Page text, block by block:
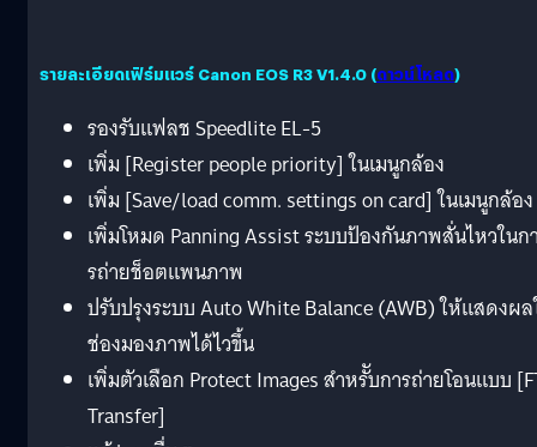
รายละเอียดเฟิร์มแวร์ Canon EOS R3 V1.4.0 (ดาวน์โหลด)
รองรับแฟลช Speedlite EL-5
เพิ่ม [Register people priority] ในเมนูกล้อง
เพิ่ม [Save/load comm. settings on card] ในเมนูกล้อง
เพิ่มโหมด Panning Assist ระบบป้องกันภาพสั่นไหวในก
รถ่ายช็อตแพนภาพ
ปรับปรุงระบบ Auto White Balance (AWB) ให้แสดงผ
ช่องมองภาพได้ไวขึ้น
เพิ่มตัวเลือก Protect Images สำหรัับการถ่ายโอนแบบ
Transfer]